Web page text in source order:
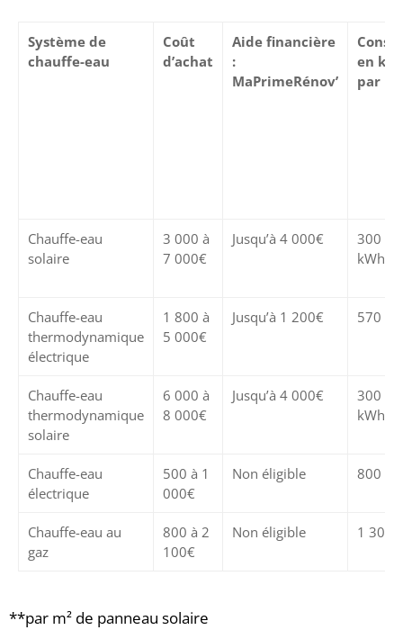
Système de
chauffe-eau
Coût
d’achat
Aide financière
:
MaPrimeRénov’
en
par
Chauffe-eau
solaire
3 000 à
7 000€
Jusqu’à 4 000€
300 à
kWh**
Chauffe-eau
thermodynamique
électrique
1 800 à
5 000€
Jusqu’à 1 200€ 570
Chauffe-eau
thermodynamique
solaire
6 000 à
8 000€
Jusqu’à 4 000€
300 à
kWh**
Chauffe-eau
électrique
500 à 1
000€
Non éligible 800
Chauffe-eau au
gaz
800 à 2
100€
Non éligible 1 300
**par m² de panneau solaire